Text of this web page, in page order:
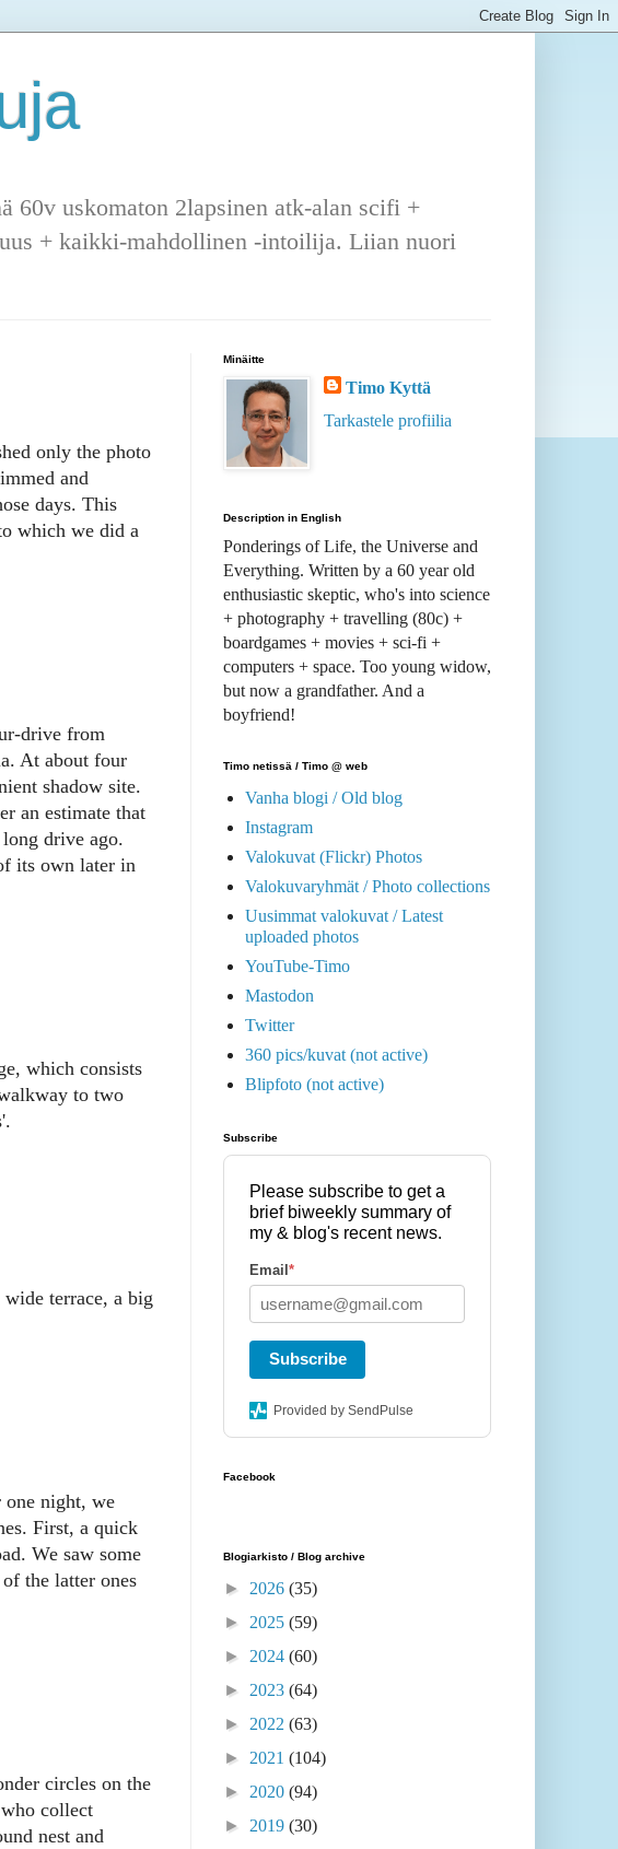
60v uskomaton 2lapsinen atk-alan scifi +
+ kaikki-mahdollinen -intoilija. Liian nuori
only the photo
and
days. This
which we did a
drive from
At about four
shadow site.
an estimate that
drive ago.
its own later in
which consists
to two
terrace, a big
one night, we
First, a quick
We saw some
the latter ones
circles on the
collect
nest and
Minäitte
Timo Kyttä
Tarkastele profiilia
Description in English
Ponderings of Life, the Universe and
Everything. Written by a 60 year old
enthusiastic skeptic, who's into science
+ photography + travelling (80c) +
boardgames + movies + sci-fi +
computers + space. Too young widow,
but now a grandfather. And a
boyfriend!
Timo netissä / Timo @ web
Vanha blogi / Old blog
Instagram
Valokuvat (Flickr) Photos
Valokuvaryhmät / Photo collections
Uusimmat valokuvat / Latest
uploaded photos
YouTube-Timo
Mastodon
Twitter
360 pics/kuvat (not active)
Blipfoto (not active)
Subscribe
Please subscribe to get a
brief biweekly summary of
my & blog's recent news.
Email *
Subscribe
Provided by SendPulse
Facebook
Blogiarkisto / Blog archive
► 2026 (35)
► 2025 (59)
► 2024 (60)
► 2023 (64)
► 2022 (63)
► 2021 (104)
► 2020 (94)
► 2019 (30)